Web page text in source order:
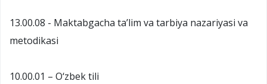
13.00.08 - Maktabgacha ta’lim va tarbiya nazariyasi va
metodikasi
10.00.01 – O‘zbek tili